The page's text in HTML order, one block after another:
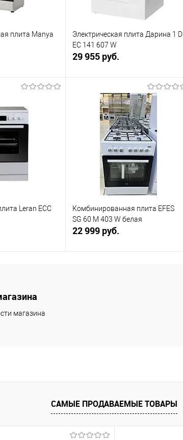
плита Manya
К сравнению
В наличии
Электрическая плита Дарина 1 D
EC 141 607 W
29 955 руб.
В корзину
Купить в 1 клик
К сравнению
В избранное
В наличии
Leran ECC
К сравнению
В наличии
Комбинированная плита EFES
SG 60 M 403 W белая
22 999 руб.
магазина
САМЫЕ ПРОДАВАЕМЫЕ ТОВАРЫ